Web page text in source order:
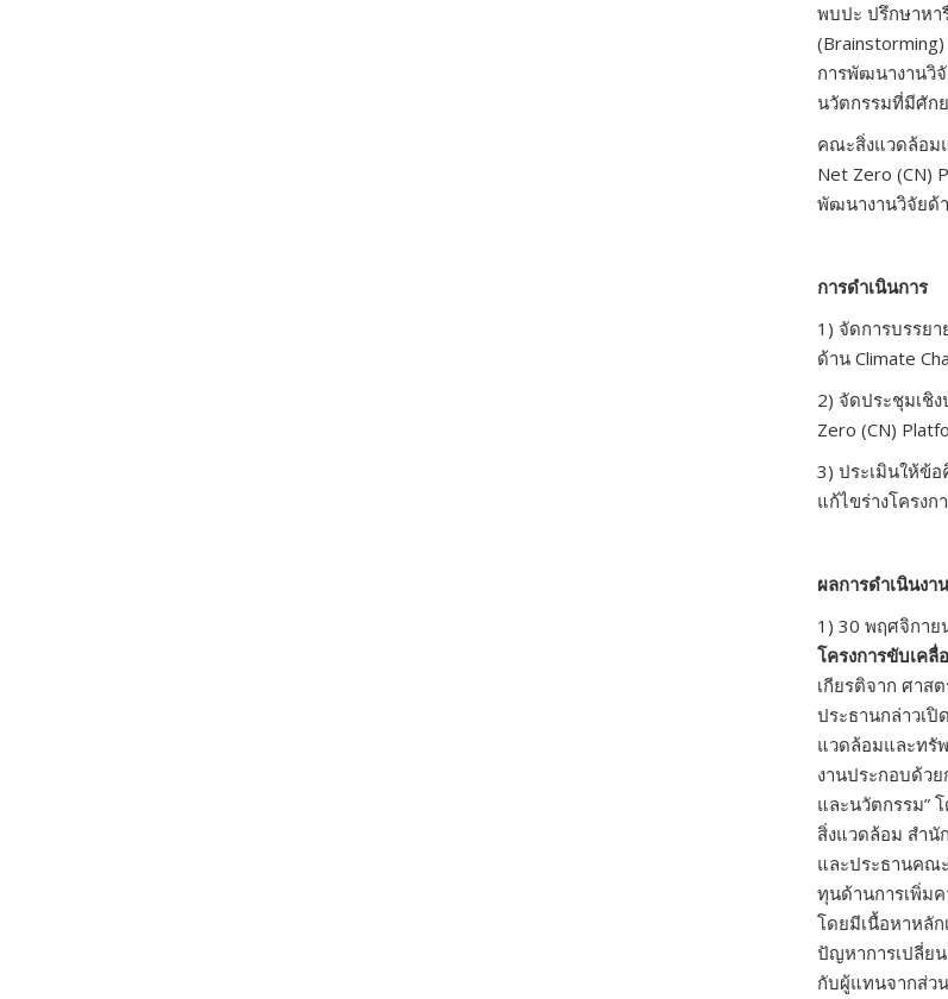
พบปะ ปรึกษาหา
การพัฒนางานวิ
นวัตกรรมที่มีศัก
คณะสิ่งแวดล้อม
Net Zero (CN)
พัฒนางานวิจัยด้
การดำเนินการ
1) จัดการบรรย
ด้าน Climate
2) จัดประชุมเชิ
Zero (CN)
3) ประเมินให้ข้
แก้ไขร่างโครง
ผลการดำเนินงาน
1) 30 พฤศจิกาย
โครงการขับเคลื่
เกียรติจาก ศาส
ประธานกล่าวเ
แวดล้อมและทรั
งานประกอบด้ว
และนวัตกรรม”
สิ่งแวดล้อม สำนั
และประธานคณ
ทุนด้านการเพิ่ม
โดยมีเนื้อหาหลั
ปัญหาการเปลี่ย
กับผู้แทนจากส่ว